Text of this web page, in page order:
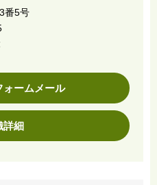
番5号
ォームメール
詳細